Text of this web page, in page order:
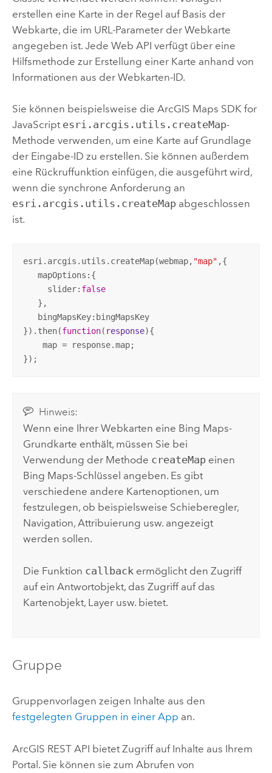
erstellen eine Karte in der Regel auf Basis der
Webkarte, die im URL-Parameter der Webkarte
angegeben ist. Jede Web API verfügt über eine
Hilfsmethode zur Erstellung einer Karte anhand von
Informationen aus der Webkarten-ID.
Sie können beispielsweise die ArcGIS Maps SDK for
JavaScript esri.arcgis.utils.createMap-
Methode verwenden, um eine Karte auf Grundlage
der Eingabe-ID zu erstellen. Sie können außerdem
eine Rückruffunktion einfügen, die ausgeführt wird,
wenn die synchrone Anforderung an
esri.arcgis.utils.createMapabgeschlossen
ist.
esri.arcgis.utils.createMap(webmap, "map" ,{
   mapOptions:{
     slider:
false
   },
   bingMapsKey:bingMapsKey
}).then(function( response){
    map = response.map;
});
Hinweis:
Wenn eine Ihrer Webkarten eine Bing Maps-
Grundkarte enthält, müssen Sie bei
Verwendung der Methode createMap einen
Bing Maps-Schlüssel angeben. Es gibt
verschiedene andere Kartenoptionen, um
festzulegen, ob beispielsweise Schieberegler,
Navigation, Attribuierung usw. angezeigt
werden sollen.
Die Funktion callback ermöglicht den Zugriff
auf ein Antwortobjekt, das Zugriff auf das
Kartenobjekt, Layer usw. bietet.
Gruppe
Gruppenvorlagen zeigen Inhalte aus den
festgelegten Gruppen in einer App an.
ArcGIS REST API bietet Zugriff auf Inhalte aus Ihrem
Portal. Sie können sie zum Abrufen von